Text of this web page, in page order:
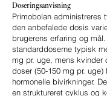
Doseringsanvisning
Primobolan administreres
den anbefalede dosis
brugerens erfaring og
standarddoserne typisk
mg pr. uge, mens kvinder
doser (50-150 mg pr. uge)
hormonelle bivirkninger.
en struktureret cyklus og